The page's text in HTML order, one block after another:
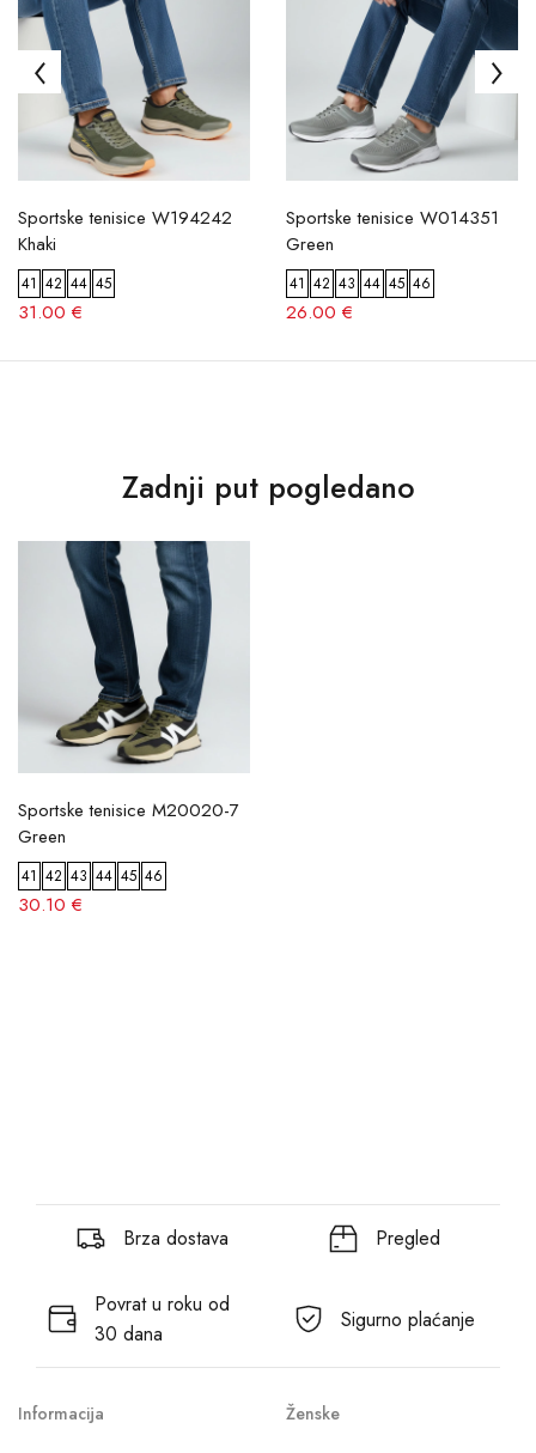
Sportske tenisice W194242
Khaki
41 42 44 45
31.00 €
Sportske tenisice W014351
Green
41 42 43 44 45 46
26.00 €
Zadnji put pogledano
Sportske tenisice M20020-7
Green
41 42 43 44 45 46
30.10 €
Brza dostava Pregled
Povrat u roku od
30 dana
Sigurno plaćanje
Informacija Ženske